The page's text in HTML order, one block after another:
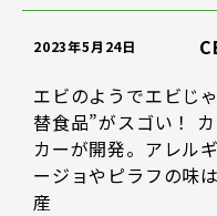
2023年5月24日
エビのようでエビじ
替食品”がスゴい！
カーが開発。アレル
ージョやピラフの味
産